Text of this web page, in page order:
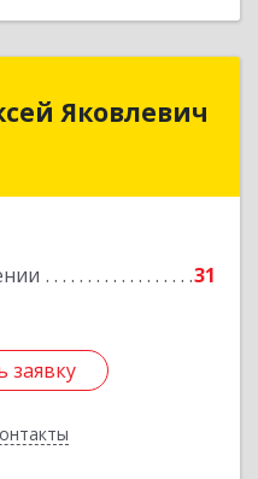
Яковлевич
31
заявку
Яковлевич
г. Благовещенск, ул.
заявку